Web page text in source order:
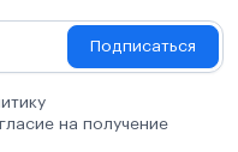
Подписаться
на получение